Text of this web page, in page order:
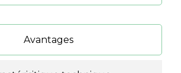
Avantages